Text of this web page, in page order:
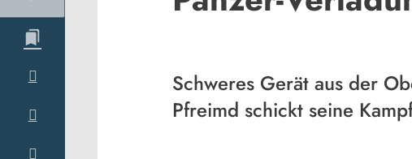
Schweres Gerät aus der
Pfreimd schickt seine